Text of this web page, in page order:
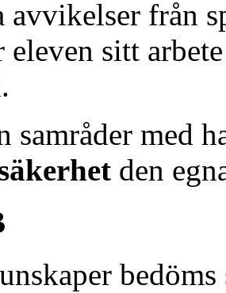
avvikelser från
eleven sitt
samråder med
den